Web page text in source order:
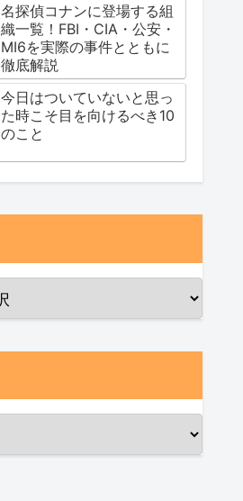
名探偵コナンに登場する組
織一覧！FBI・CIA・公安・
MI6を実際の事件とともに
徹底解説
今日はついていないと思っ
た時こそ目を向けるべき10
のこと